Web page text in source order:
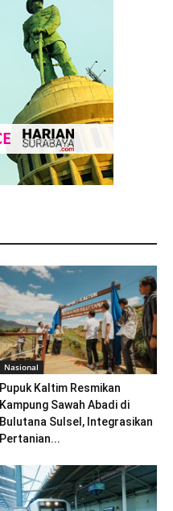
Nasional
Pupuk Kaltim Resmikan
Kampung Sawah Abadi di
Bulutana Sulsel, Integrasikan
Pertanian...